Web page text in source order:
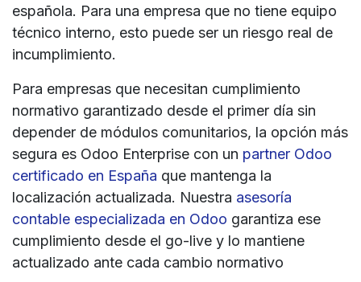
española. Para una empresa que no tiene equipo
técnico interno, esto puede ser un riesgo real de
incumplimiento.
Para empresas que necesitan cumplimiento
normativo garantizado desde el primer día sin
depender de módulos comunitarios, la opción más
segura es Odoo Enterprise con un partner Odoo
certificado en España que mantenga la
localización actualizada. Nuestra asesoría
contable especializada en Odoo garantiza ese
cumplimiento desde el go-live y lo mantiene
actualizado ante cada cambio normativo